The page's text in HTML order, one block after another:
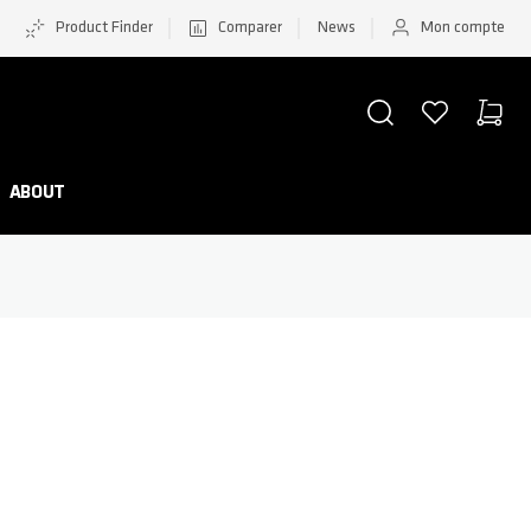
Product Finder Comparer News Mon compte
ABOUT
CHERCHERLISTE D'ACHATS
PANIER